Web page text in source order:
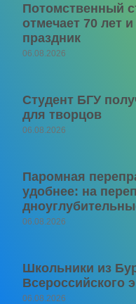
Потомственный
отмечает 70 лет
праздник
06.08.2026
Студент БГУ
для творцов
06.08.2026
Паромная
удобнее: на
06.08.2026
Школьники из
Всероссийского
06.08.2026